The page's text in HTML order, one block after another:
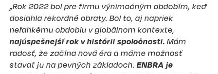
„Rok 2022 bol pre firmu výnimočným obdobím, keď
dosiahla rekordné obraty. Bol to, aj napriek
neľahkému obdobiu v globálnom kontexte,
najúspešnejší rok v histórii spoločnosti. Mám
radosť, že začína nová éra a máme možnosť
stavať ju na pevných základoch. ENBRA je